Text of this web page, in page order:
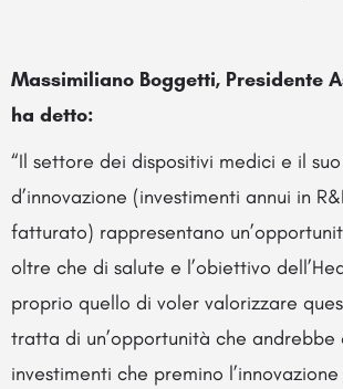
Massimiliano Boggetti, Presidente
ha detto:
“Il settore dei dispositivi medici e il
d’innovazione (investimenti annui in
fatturato) rappresentano
oltre che di salute e l’obiettivo
proprio quello di voler valorizzare
tratta di un’opportunità che
investimenti che premino